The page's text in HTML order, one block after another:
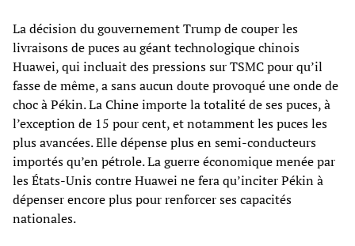
La décision du gouvernement Trump de couper les
livraisons de puces au géant technologique chinois
Huawei, qui incluait des pressions sur TSMC pour qu’il
fasse de même, a sans aucun doute provoqué une onde de
choc à Pékin. La Chine importe la totalité de ses puces, à
l’exception de 15 pour cent, et notamment les puces les
plus avancées. Elle dépense plus en semi-conducteurs
importés qu’en pétrole. La guerre économique menée par
les États-Unis contre Huawei ne fera qu’inciter Pékin à
dépenser encore plus pour renforcer ses capacités
nationales.